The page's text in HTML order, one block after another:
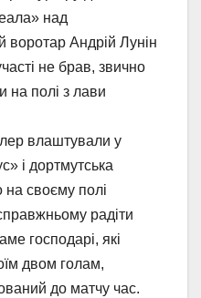
над
воротар Андрій Лунін
не брав, звично
на полі з лави
влаштували у
і дортмутська
своєму полі
радіти
господарі, які
двом голам,
до матчу час.